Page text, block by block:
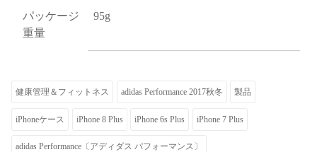
パッケージ
重量
95g
健康管理＆フィットネス adidas Performance 2017秋冬 製品
iPhoneケース iPhone 8 Plus iPhone 6s Plus iPhone 7 Plus
adidas Performance〔アディダス パフォーマンス〕